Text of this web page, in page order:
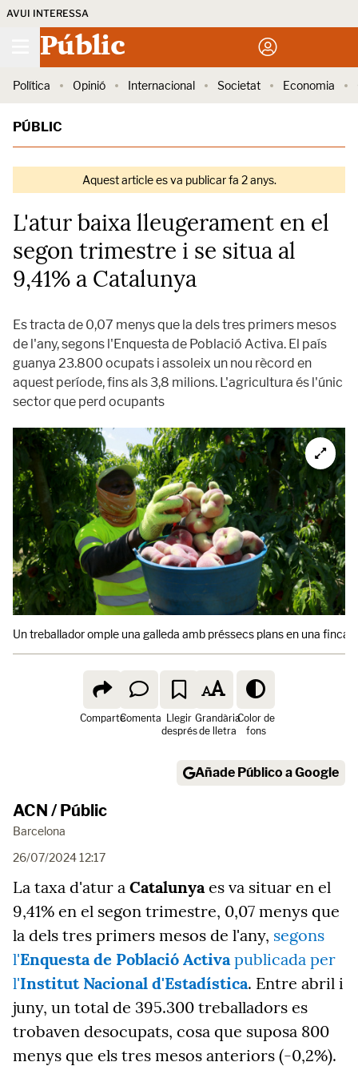
AVUI INTERESSA
Públic
Política Opinió Internacional Societat Economia
PÚBLIC
Aquest article es va publicar fa 2 anys.
L'atur baixa lleugerament en el
segon trimestre i se situa al
9,41% a Catalunya
Es tracta de 0,07 menys que la dels tres primers mesos
de l'any, segons l'Enquesta de Població Activa. El país
guanya 23.800 ocupats i assoleix un nou rècord en
aquest període, fins als 3,8 milions. L'agricultura és l'únic
sector que perd ocupants
Un treballador omple una galleda amb préssecs plans en una finca
ComparteComenta Llegir
després
Grandària
de lletra
Color de
fons
Añade Público a Google
ACN / Públic
Barcelona
26/07/2024 12:17
La taxa d'atur a Catalunyaes va situar en el
9,41% en el segon trimestre, 0,07 menys que
la dels tres primers mesos de l'any, segons
l'Enquesta de Població Activapublicada per
l'Institut Nacional d'Estadística. Entre abril i
juny, un total de 395.300 treballadors es
trobaven desocupats, cosa que suposa 800
menys que els tres mesos anteriors (-0,2%).